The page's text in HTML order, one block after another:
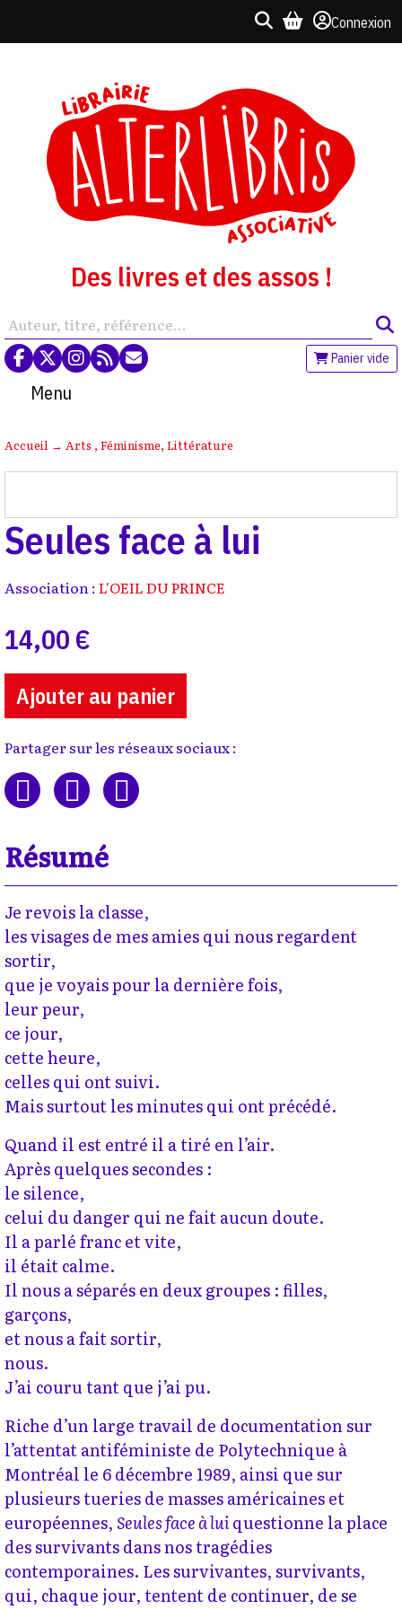
Connexion
Des livres et des assos !
Panier vide
Menu
Accueil → Arts , Féminisme, Littérature
Seules face à lui
Association : L'OEIL DU PRINCE
14,00 €
Ajouter au panier
Partager sur les réseaux sociaux :
Résumé
Je revois la classe,
les visages de mes amies qui nous regardent
sortir,
que je voyais pour la dernière fois,
leur peur,
ce jour,
cette heure,
celles qui ont suivi.
Mais surtout les minutes qui ont précédé.
Quand il est entré il a tiré en l’air.
Après quelques secondes :
le silence,
celui du danger qui ne fait aucun doute.
Il a parlé franc et vite,
il était calme.
Il nous a séparés en deux groupes : filles,
garçons,
et nous a fait sortir,
nous.
J’ai couru tant que j’ai pu.
Riche d’un large travail de documentation sur
l’attentat antiféministe de Polytechnique à
Montréal le 6 décembre 1989, ainsi que sur
plusieurs tueries de masses américaines et
européennes,Seules face à luiquestionne la place
des survivants dans nos tragédies
contemporaines. Les survivantes, survivants,
qui, chaque jour, tentent de continuer, de se